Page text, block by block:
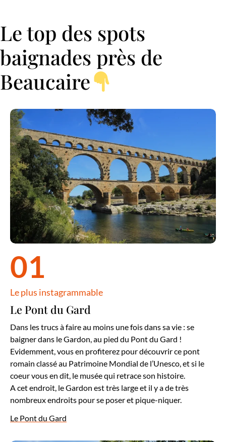
Le top des spots
baignades près de
Beaucaire
01
Le plus instagrammable
Le Pont du Gard
Dans les trucs à faire au moins une fois dans sa vie : se
baigner dans le Gardon, au pied du Pont du Gard !
Evidemment, vous en profiterez pour découvrir ce pont
romain classé au Patrimoine Mondial de l’Unesco, et si le
coeur vous en dit, le musée qui retrace son histoire.
A cet endroit, le Gardon est très large et il y a de très
nombreux endroits pour se poser et pique-niquer.
Le Pont du Gard
Le Pont du Gard, monument à découvrir à seulement quelques